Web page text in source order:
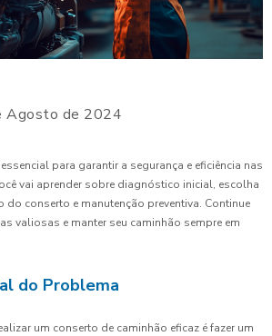
Agosto de 2024
para garantir a segurança e eficiência nas
vai aprender sobre diagnóstico inicial, escolha
conserto e manutenção preventiva. Continue
valiosas e manter seu caminhão sempre em
do Problema
um conserto de caminhão eficaz é fazer um